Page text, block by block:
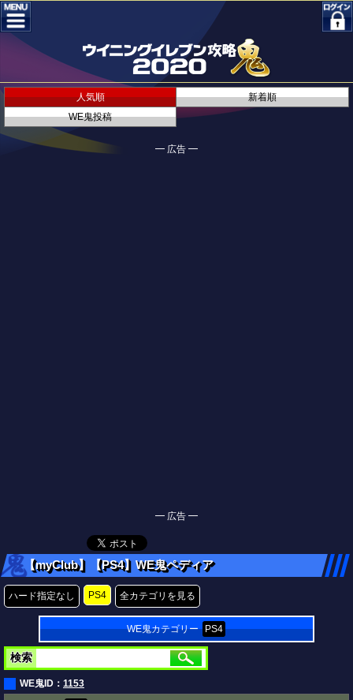
人気順
新着順
WE鬼投稿
━ 広告 ━
━ 広告 ━
【myClub】【PS4】WE鬼ペディア
ハード指定なし PS4 全カテゴリを見る
WE鬼カテゴリー PS4
検索
WE鬼ID： 1153